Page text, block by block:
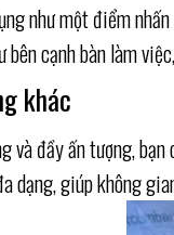
như một điểm
cạnh bàn làm
khác
đầy ấn tượng,
dạng, giúp không